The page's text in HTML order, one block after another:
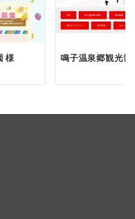
様 鳴子温泉郷観光協